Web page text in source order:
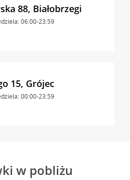
88, Białobrzegi
06:00-23:59
15, Grójec
00:00-23:59
w pobliżu